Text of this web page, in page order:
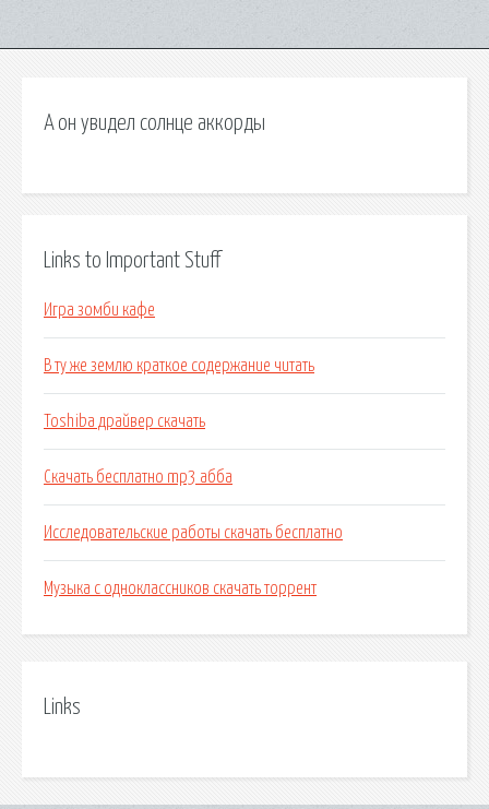
А он увидел солнце аккорды
Links to Important Stuff
Игра зомби кафе
В ту же землю краткое содержание читать
Toshiba драйвер скачать
Скачать бесплатно mp3 абба
Исследовательские работы скачать бесплатно
Музыка с одноклассников скачать торрент
Links